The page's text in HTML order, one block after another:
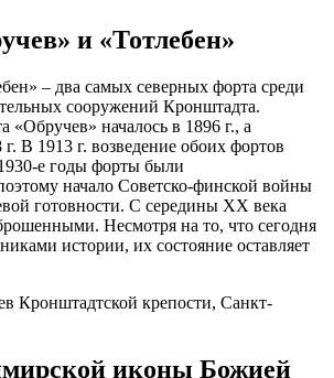
и «Тотлебен»
– два самых северных форта среди
сооружений Кронштадта.
«Обручев» началось в 1896 г., а
В 1913 г. возведение обоих фортов
е годы форты были
начало Советско-финской войны
готовности. С середины ХХ века
Несмотря на то, что сегодня
истории, их состояние оставляет
Кронштадтской крепости, Санкт-
иконы Божией